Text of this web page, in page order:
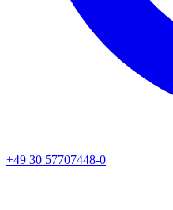
+49 30 57707448-0